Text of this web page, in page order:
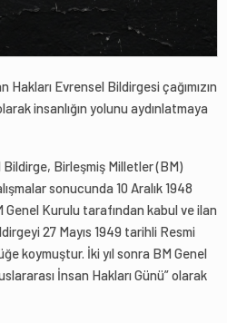
Hakları Evrensel Bildirgesi çağımızın
insanlığın yolunu aydınlatmaya
Birleşmiş Milletler (BM)
sonucunda 10 Aralık 1948
Kurulu tarafından kabul ve ilan
27 Mayıs 1949 tarihli Resmi
koymuştur. İki yıl sonra BM Genel
İnsan Hakları Günü” olarak